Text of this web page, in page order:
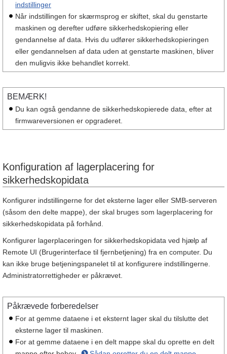
indstillinger
Når indstillingen for skærmsprog er skiftet, skal du genstarte
maskinen og derefter udføre sikkerhedskopiering eller
gendannelse af data. Hvis du udfører sikkerhedskopieringen
eller gendannelsen af data uden at genstarte maskinen, bliver
den muligvis ikke behandlet korrekt.
BEMÆRK!
Du kan også gendanne de sikkerhedskopierede data, efter at
firmwareversionen er opgraderet.
Konfiguration af lagerplacering for
sikkerhedskopidata
Konfigurer indstillingerne for det eksterne lager eller SMB-serveren
(såsom den delte mappe), der skal bruges som lagerplacering for
sikkerhedskopidata på forhånd.
Konfigurer lagerplaceringen for sikkerhedskopidata ved hjælp af
Remote UI (Brugerinterface til fjernbetjening) fra en computer. Du
kan ikke bruge betjeningspanelet til at konfigurere indstillingerne.
Administratorrettigheder er påkrævet.
Påkrævede forberedelser
For at gemme dataene i et eksternt lager skal du tilslutte det
eksterne lager til maskinen.
For at gemme dataene i en delt mappe skal du oprette en delt